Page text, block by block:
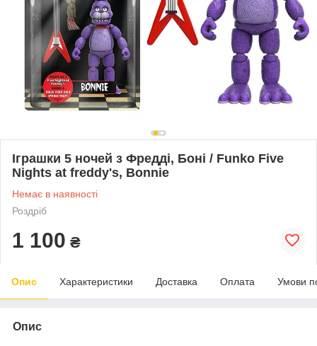
Іграшки 5 ночей з Фредді, Боні / Funko Five
Nights at freddy's, Bonnie
Немає в наявності
Роздріб
1 100 ₴
Опис Характеристики Доставка Оплата Умови
Опис